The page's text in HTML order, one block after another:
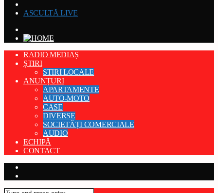
ASCULTĂ LIVE
RADIO MEDIAȘ
ȘTIRI
STIRI LOCALE
ANUNȚURI
APARTAMENTE
AUTO-MOTO
CASE
DIVERSE
SOCIETĂȚI COMERCIALE
AUDIO
ECHIPĂ
CONTACT